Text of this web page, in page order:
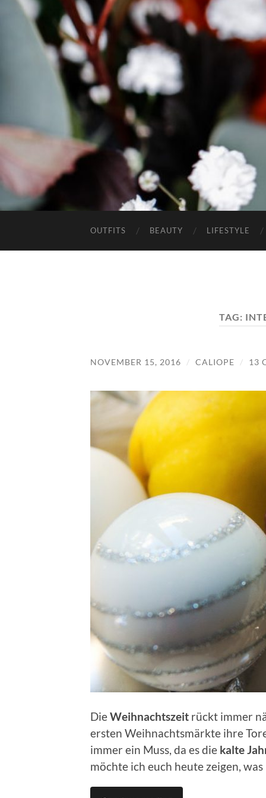
OUTFITS BEAUTY LIFESTYLE
TAG:
NOVEMBER 15, 2016 / CALIOPE / 13
DieWeihnachtszeit rückt immer
ersten Weihnachtsmärkte ihre
immer ein Muss, da es die kalte
möchte ich euch heute zeigen,